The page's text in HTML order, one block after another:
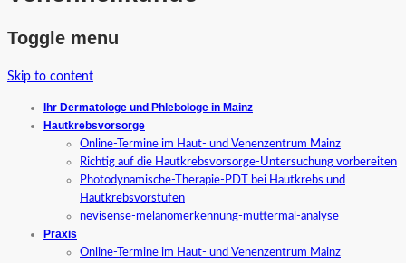
Toggle menu
Skip to content
Ihr Dermatologe und Phlebologe in Mainz
Hautkrebsvorsorge
Online-Termine im Haut- und Venenzentrum Mainz
Richtig auf die Hautkrebsvorsorge-Untersuchung vorbereiten
Photodynamische-Therapie-PDT bei Hautkrebs und
Hautkrebsvorstufen
nevisense-melanomerkennung-muttermal-analyse
Praxis
Online-Termine im Haut- und Venenzentrum Mainz